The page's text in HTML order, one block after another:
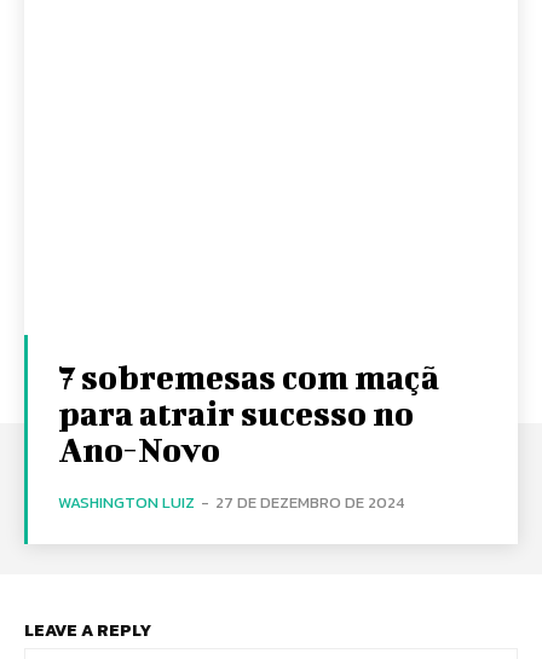
7 sobremesas com maçã
para atrair sucesso no
Ano-Novo
WASHINGTON LUIZ - 27 DE DEZEMBRO DE 2024
LEAVE A REPLY